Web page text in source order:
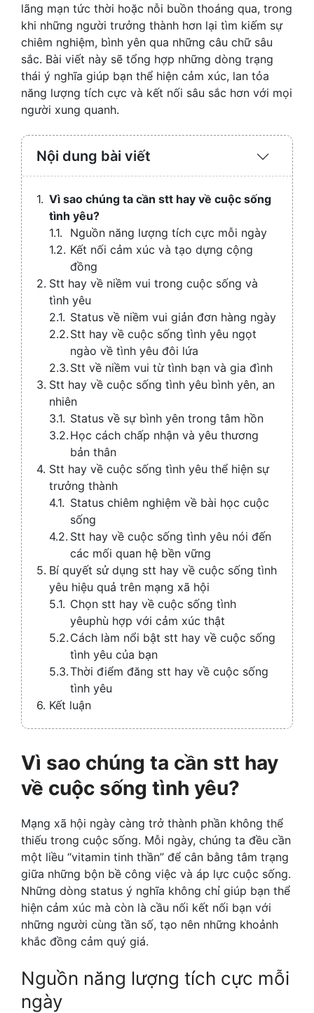
lãng mạn tức thời hoặc nỗi buồn thoáng qua, trong
khi những người trưởng thành hơn lại tìm kiếm sự
chiêm nghiệm, bình yên qua những câu chữ sâu
sắc. Bài viết này sẽ tổng hợp những dòng trạng
thái ý nghĩa giúp bạn thể hiện cảm xúc, lan tỏa
năng lượng tích cực và kết nối sâu sắc hơn với mọi
người xung quanh.
Nội dung bài viết
Expand
Vì sao chúng ta cần stt hay về cuộc sống
tình yêu?
Nguồn năng lượng tích cực mỗi ngày
Kết nối cảm xúc và tạo dựng cộng
đồng
Stt hay về niềm vui trong cuộc sống và
tình yêu
Status về niềm vui giản đơn hàng ngày
Stt hay về cuộc sống tình yêu ngọt
ngào về tình yêu đôi lứa
Stt về niềm vui từ tình bạn và gia đình
Stt hay về cuộc sống tình yêu bình yên, an
nhiên
Status về sự bình yên trong tâm hồn
Học cách chấp nhận và yêu thương
bản thân
Stt hay về cuộc sống tình yêu thể hiện sự
trưởng thành
Status chiêm nghiệm về bài học cuộc
sống
Stt hay về cuộc sống tình yêu nói đến
các mối quan hệ bền vững
Bí quyết sử dụng stt hay về cuộc sống tình
yêu hiệu quả trên mạng xã hội
Chọn stt hay về cuộc sống tình
yêuphù hợp với cảm xúc thật
Cách làm nổi bật stt hay về cuộc sống
tình yêu của bạn
Thời điểm đăng stt hay về cuộc sống
tình yêu
Kết luận
Vì sao chúng ta cần stt hay
về cuộc sống tình yêu?
Mạng xã hội ngày càng trở thành phần không thể
thiếu trong cuộc sống. Mỗi ngày, chúng ta đều cần
một liều “vitamin tinh thần” để cân bằng tâm trạng
giữa những bộn bề công việc và áp lực cuộc sống.
Những dòng status ý nghĩa không chỉ giúp bạn thể
hiện cảm xúc mà còn là cầu nối kết nối bạn với
những người cùng tần số, tạo nên những khoảnh
khắc đồng cảm quý giá.
Nguồn năng lượng tích cực mỗi
ngày